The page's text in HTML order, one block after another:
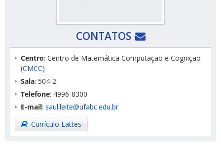
CONTATOS
Centro: Centro de Matemática Computação e Cognição
(CMCC)
Sala: 504-2
Telefone: 4996-8300
E-mail: saul.leite@ufabc.edu.br
Currículo Lattes